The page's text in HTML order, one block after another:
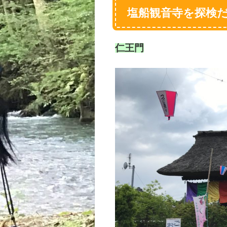
塩船観音寺を探検
仁王門